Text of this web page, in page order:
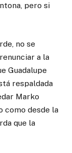
pero si
no se
a la
Guadalupe
respaldada
Marko
como desde la
que la